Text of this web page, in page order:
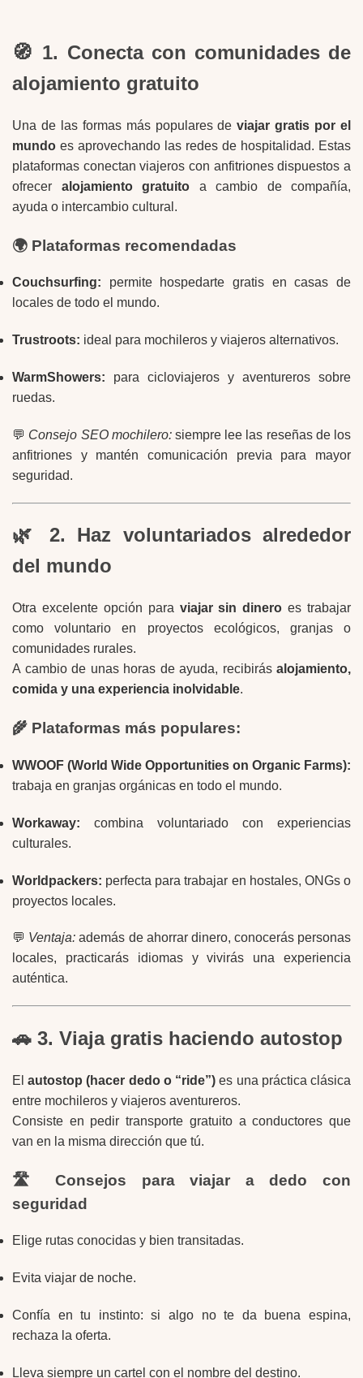
🧭 1. Conecta con comunidades de
alojamiento gratuito
Una de las formas más populares deviajar gratis por el
mundo es aprovechando las redes de hospitalidad. Estas
plataformas conectan viajeros con anfitriones dispuestos a
ofrecer alojamiento gratuito a cambio de compañía,
ayuda o intercambio cultural.
🌍 Plataformas recomendadas
Couchsurfing: permite hospedarte gratis en casas de
locales de todo el mundo.
Trustroots: ideal para mochileros y viajeros alternativos.
WarmShowers: para cicloviajeros y aventureros sobre
ruedas.
💬 Consejo SEO mochilero:siempre lee las reseñas de los
anfitriones y mantén comunicación previa para mayor
seguridad.
🌿 2. Haz voluntariados alrededor
del mundo
Otra excelente opción para viajar sin dinero es trabajar
como voluntario en proyectos ecológicos, granjas o
comunidades rurales.
A cambio de unas horas de ayuda, recibirás alojamiento,
comida y una experiencia inolvidable.
🌾 Plataformas más populares:
WWOOF (World Wide Opportunities on Organic Farms):
trabaja en granjas orgánicas en todo el mundo.
Workaway: combina voluntariado con experiencias
culturales.
Worldpackers: perfecta para trabajar en hostales, ONGs o
proyectos locales.
💬 Ventaja: además de ahorrar dinero, conocerás personas
locales, practicarás idiomas y vivirás una experiencia
auténtica.
🚗 3. Viaja gratis haciendo autostop
Elautostop (hacer dedo o “ride”) es una práctica clásica
entre mochileros y viajeros aventureros.
Consiste en pedir transporte gratuito a conductores que
van en la misma dirección que tú.
🛣️ Consejos para viajar a dedo con
seguridad
Elige rutas conocidas y bien transitadas.
Evita viajar de noche.
Confía en tu instinto: si algo no te da buena espina,
rechaza la oferta.
Lleva siempre un cartel con el nombre del destino.